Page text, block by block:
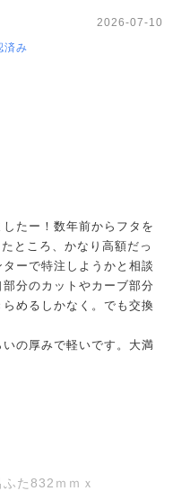
済み
2026-07-10
たー！数年前からフタを
ところ、かなり高額だっ
ーで特注しようかと相談
分のカットやカーブ部分
めるしかなく。でも交換
の厚みで軽いです。大満
た832ｍｍｘ